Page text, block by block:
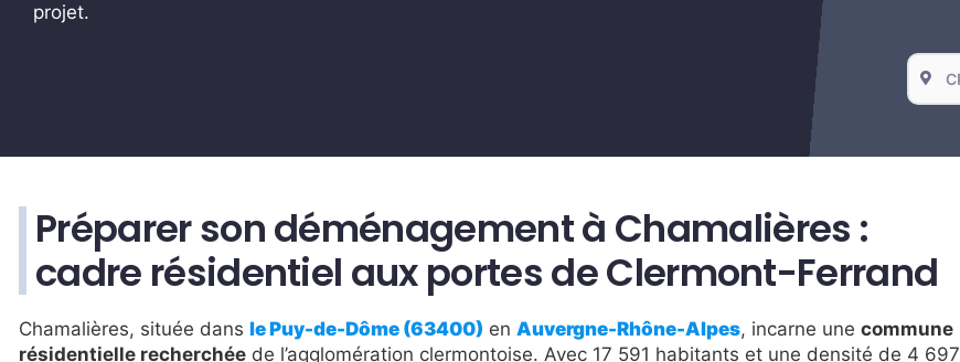
projet.
Préparer son déménagement à Chamalières :
cadre résidentiel aux portes de Clermont-Ferrand
Chamalières, située dans le Puy-de-Dôme (63400) en Auvergne-Rhône-Alpes, incarne une commune
résidentielle recherchée de l’agglomération clermontoise. Avec 17 591 habitants et une densité de 4 697